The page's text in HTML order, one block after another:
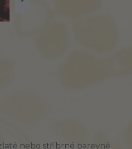
nebo stříbrné barevné